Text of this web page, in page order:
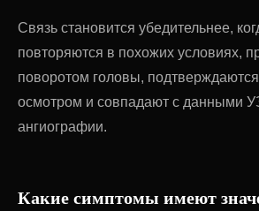
Связь становится убедительнее,
повторяются в похожих условиях,
поворотом головы,
осмотром и совпадают с данными
ангиографии.
Какие симптомы имеют